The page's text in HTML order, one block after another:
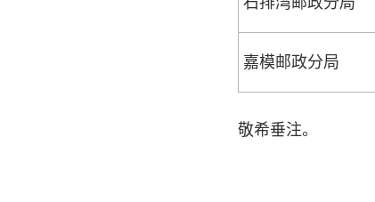
嘉模邮政分局
敬希垂注。